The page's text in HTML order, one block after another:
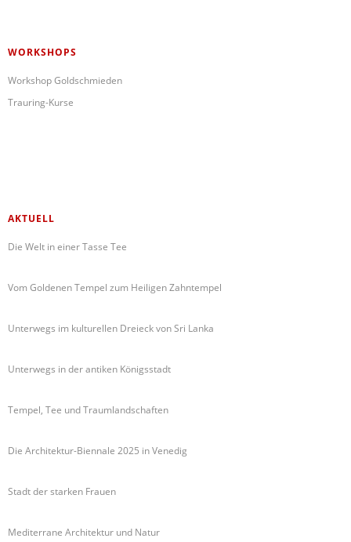
WORKSHOPS
Workshop Goldschmieden
Trauring-Kurse
AKTUELL
Die Welt in einer Tasse Tee
Vom Goldenen Tempel zum Heiligen Zahntempel
Unterwegs im kulturellen Dreieck von Sri Lanka
Unterwegs in der antiken Königsstadt
Tempel, Tee und Traumlandschaften
Die Architektur-Biennale 2025 in Venedig
Stadt der starken Frauen
Mediterrane Architektur und Natur